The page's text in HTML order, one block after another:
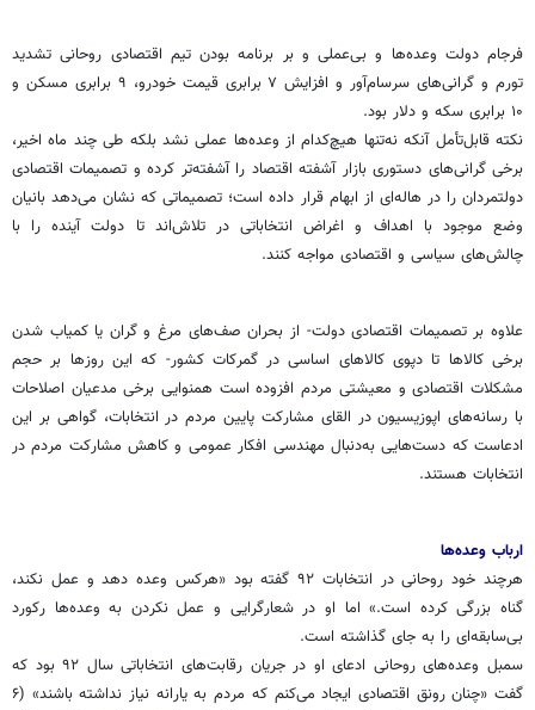
فرجام دولت وعده‌ها و بی‌عملی و بر برنامه بودن تیم اقتصادی روحانی تشدید
تورم و گرانی‌های سرسام‌آور و افزایش ۷ برابری قیمت خودرو، ۹ برابری مسکن و
۱۰ برابری سکه و دلار بود.
نکته قابل‌تأمل آنکه نه‌تنها هیچ‌کدام از وعده‌ها عملی نشد بلکه طی چند ماه اخیر،
برخی گرانی‌های دستوری بازار آشفته اقتصاد را آشفته‌تر کرده و تصمیمات اقتصادی
دولتمردان را در هاله‌ای از ابهام قرار داده است؛ تصمیماتی که نشان می‌دهد بانیان
وضع موجود با اهداف و اغراض انتخاباتی در تلاش‌اند تا دولت آینده را با
چالش‌های سیاسی و اقتصادی مواجه کنند.
علاوه بر تصمیمات اقتصادی دولت- از بحران صف‌های مرغ و گران یا کمیاب شدن
برخی کالاها تا دپوی کالاهای اساسی در گمرکات کشور- که این روزها بر حجم
مشکلات اقتصادی و معیشتی مردم افزوده است همنوایی برخی مدعیان اصلاحات
با رسانه‌های اپوزیسیون در القای مشارکت پایین مردم در انتخابات، گواهی بر این
ادعاست که دست‌هایی به‌دنبال مهندسی افکار عمومی و کاهش مشارکت مردم در
انتخابات هستند.
ارباب وعده‌ها
هرچند خود روحانی در انتخابات ۹۲ گفته بود «هرکس وعده دهد و عمل نکند،
گناه بزرگی کرده است.» اما او در شعارگرایی و عمل نکردن به وعده‌ها رکورد
بی‌سابقه‌ای را به جای گذاشته است.
سمبل وعده‌های روحانی ادعای او در جریان رقابت‌های انتخاباتی سال ۹۲ بود که
گفت «چنان رونق اقتصادی ایجاد می‌کنم که مردم به یارانه نیاز نداشته باشند» (۶